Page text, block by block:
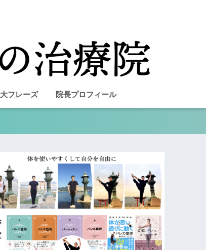
フレーズ 院長プロフィール